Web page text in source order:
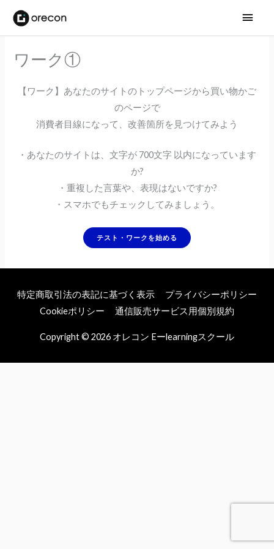
メ
イ
メ
ー
ワーク①
【ワーク】あなたのサイトのトップページから買い物かご
のページで
消費者目線になって、改善箇所を見つけてみよう
・あなたのサイトは、文字が 700文字 以内になっています
か?
・重複した言葉や、表現はないですか?
・スマホでもチェックしてみましょう。
特定商取引法の表記に基づく表示
プライバシーポリシー
Cookieポリシー
通信販売サービス用個別規約
Copyright © 2026 オレコン Eーlearningスクール